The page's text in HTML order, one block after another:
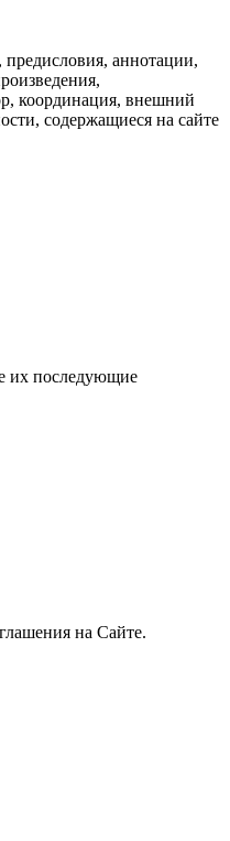
предисловия, аннотации,
координация, внешний
содержащиеся на сайте
их последующие
на Сайте.